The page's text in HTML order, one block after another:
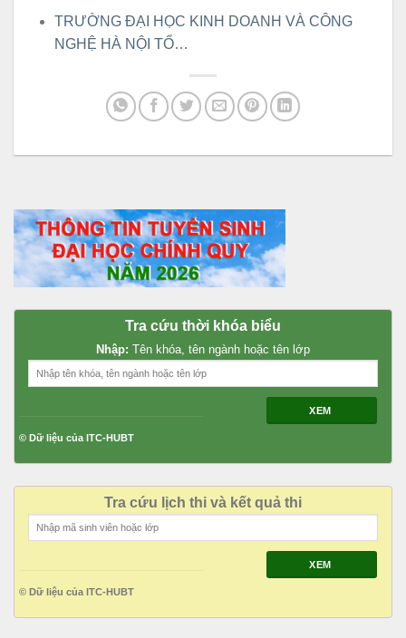
TRƯỜNG ĐẠI HỌC KINH DOANH VÀ CÔNG
NGHỆ HÀ NỘI TỔ…
Tra cứu thời khóa biểu
Nhập: Tên khóa, tên ngành hoặc tên lớp
XEM
© Dữ liệu của ITC-HUBT
Tra cứu lịch thi và kết quả thi
XEM
© Dữ liệu của ITC-HUBT